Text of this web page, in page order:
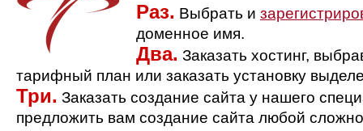
Раз. Выбрать и
доменное имя.
Два. Заказать хостинг,
тарифный план или заказать установку
Три. Заказать создание сайта у нашего
предложить вам создание сайта любой